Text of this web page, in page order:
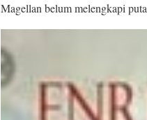
Magellan belum melengkapi